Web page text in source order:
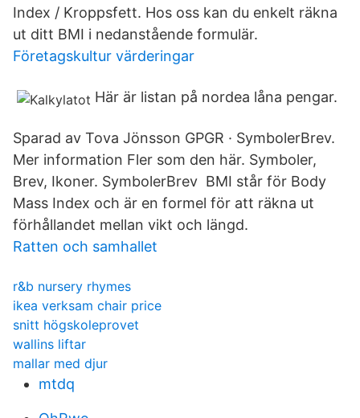
Index / Kroppsfett. Hos oss kan du enkelt räkna
ut ditt BMI i nedanstående formulär.
Företagskultur värderingar
Här är listan på nordea låna pengar.
Sparad av Tova Jönsson GPGR · SymbolerBrev.
Mer information Fler som den här. Symboler,
Brev, Ikoner. SymbolerBrev BMI står för Body
Mass Index och är en formel för att räkna ut
förhållandet mellan vikt och längd.
Ratten och samhallet
r&b nursery rhymes
ikea verksam chair price
snitt högskoleprovet
wallins liftar
mallar med djur
mtdq